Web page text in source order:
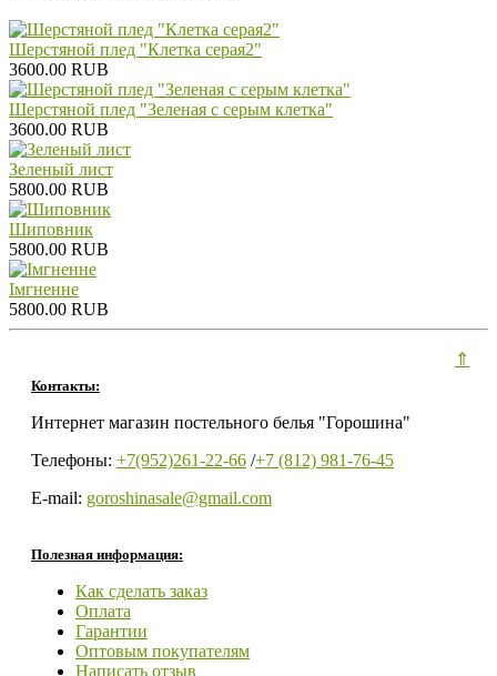
Шерстяной плед "Клетка серая2"
3600.00 RUB
Шерстяной плед "Зеленая с серым клетка"
3600.00 RUB
Зеленый лист
5800.00 RUB
Шиповник
5800.00 RUB
Iмгненне
5800.00 RUB
Контакты:
Интернет магазин постельного белья "Горошина"
Телефоны: +7(952)261-22-66 /+7 (812) 981-76-45
E-mail: goroshinasale@gmail.com
Полезная информация:
Как сделать заказ
Оплата
Гарантии
Оптовым покупателям
Написать отзыв
⇑